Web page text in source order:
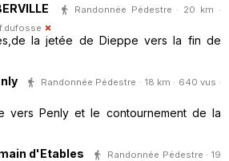
Randonnée Pédestre · 20 km ·
f.dufosse
la jetée de Dieppe vers la fin de
Randonnée Pédestre · 18 km · 640 vus ·
Penly et le contournement de la
d'Etables
Randonnée Pédestre · 19